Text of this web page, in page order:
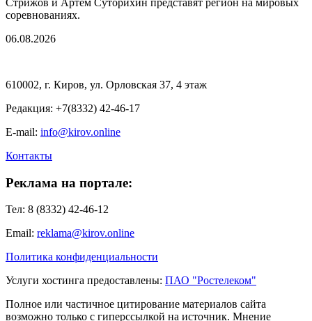
соревнованиях.
06.08.2026
610002, г. Киров, ул. Орловская 37, 4 этаж
Редакция: +7(8332) 42-46-17
E-mail: info@kirov.online
Контакты
Реклама на портале:
Тел: 8 (8332) 42-46-12
Email: reklama@kirov.online
Политика конфиденциальности
Услуги хостинга предоставлены: ПАО "Ростелеком"
Полное или частичное цитирование материалов сайта
возможно только с гиперссылкой на источник. Мнение